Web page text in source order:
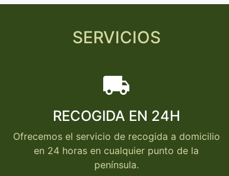
SERVICIOS
local_shipping
RECOGIDA EN 24H
Ofrecemos el servicio de recogida a domicilio
en 24 horas en cualquier punto de la
península.